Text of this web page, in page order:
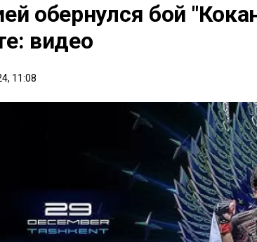
обернулся бой
видео
11:08